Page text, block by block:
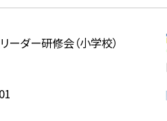
ーダー研修会（小学校）